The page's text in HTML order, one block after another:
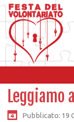
Leggiamo
Pubblicato: 19